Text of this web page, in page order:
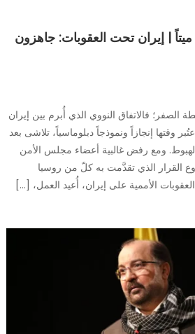
ميتاً | إيران تحت العقوبات: جاهزون
الصفر؛ فالاتفاق النووي الذي أُبرم بين إيران
الدولية عام 2015، واعتُبر وقتها إنجازاً ونموذجاً دبلوماسياً، تلاشى بعد
ومع رفض غالبية أعضاء مجلس الأمن
القرار الذي تقدَّمت به كلّ من روسيا
الأممية على إيران، أُعيد العمل، […]